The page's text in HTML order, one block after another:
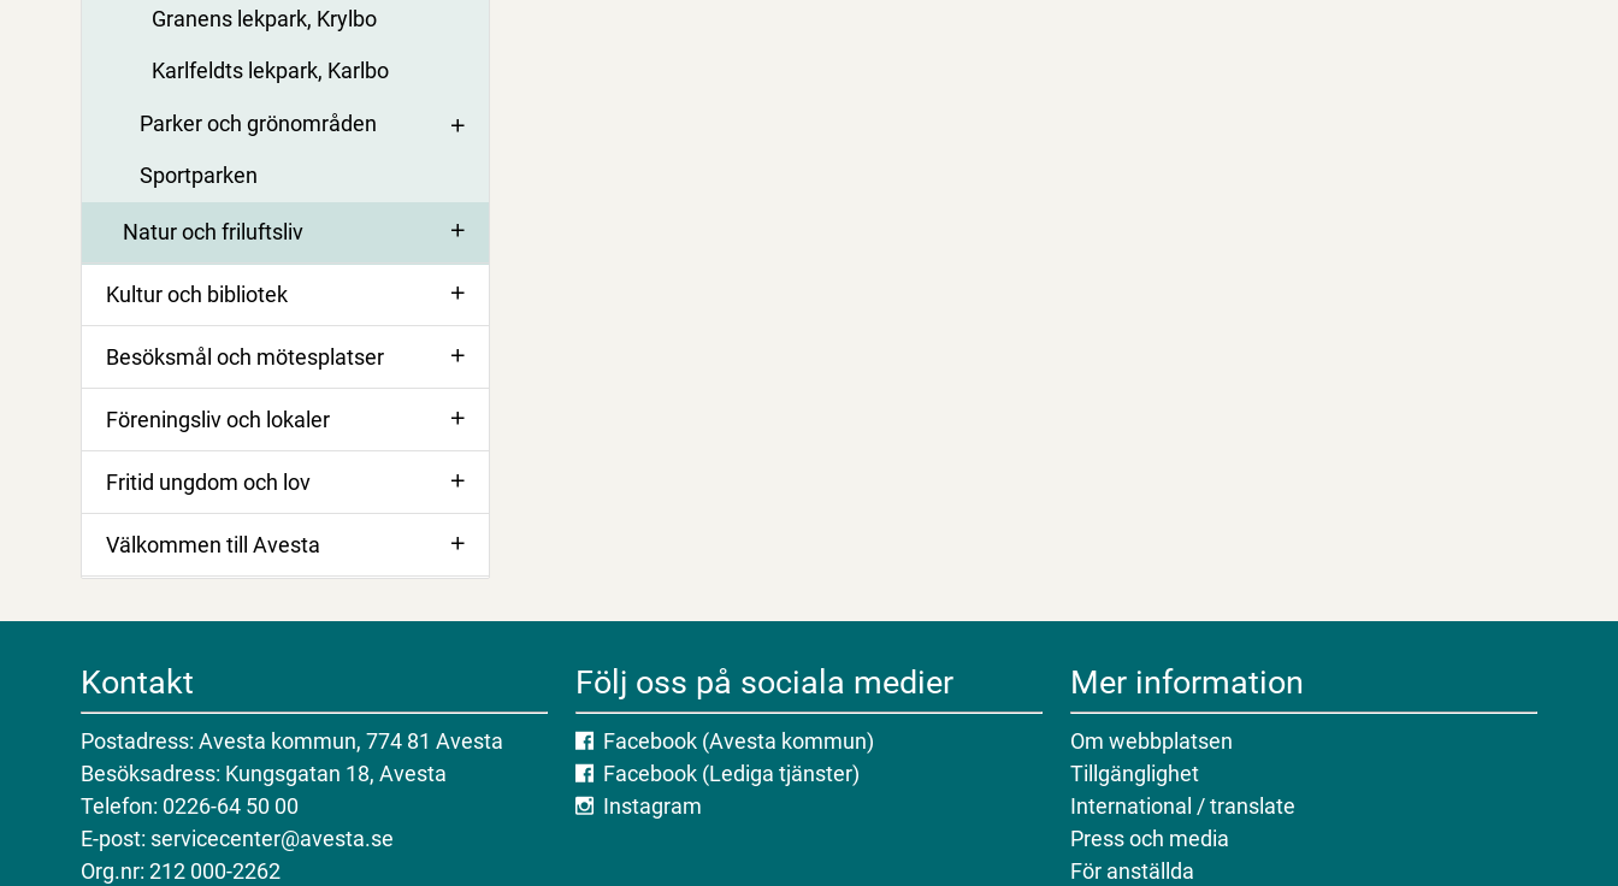
Granens lekpark, Krylbo
Karlfeldts lekpark, Karlbo
Parker och grönområden
Sportparken
Natur och friluftsliv
Kultur och bibliotek
Besöksmål och mötesplatser
Föreningsliv och lokaler
Fritid ungdom och lov
Välkommen till Avesta
Kontakt
Postadress: Avesta kommun, 774 81 Avesta
Besöksadress: Kungsgatan 18, Avesta
Telefon: 0226-64 50 00
E-post: servicecenter@avesta.se
Org.nr: 212 000-2262
Följ oss på sociala medier
Facebook (Avesta kommun)
Facebook (Lediga tjänster)
Instagram
Mer information
Om webbplatsen
Tillgänglighet
International / translate
Press och media
För anställda